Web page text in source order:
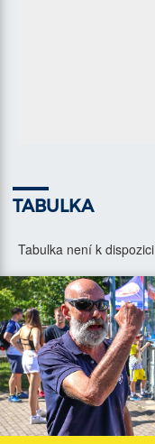
TABULKA
Tabulka není k dispozici